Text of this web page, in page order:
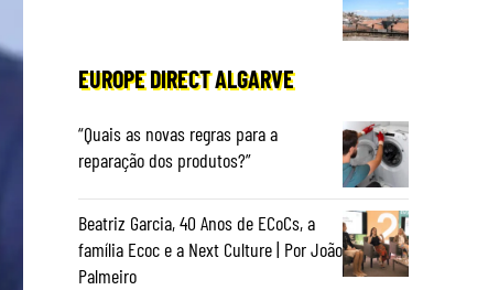
EUROPE DIRECT ALGARVE
“Quais as novas regras para a
reparação dos produtos?”
Beatriz Garcia, 40 Anos de ECoCs, a
família Ecoc e a Next Culture | Por João
Palmeiro